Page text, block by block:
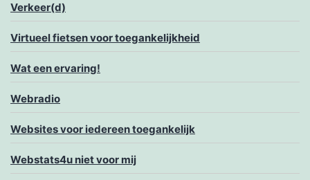
Verkeer(d)
Virtueel fietsen voor toegankelijkheid
Wat een ervaring!
Webradio
Websites voor iedereen toegankelijk
Webstats4u niet voor mij